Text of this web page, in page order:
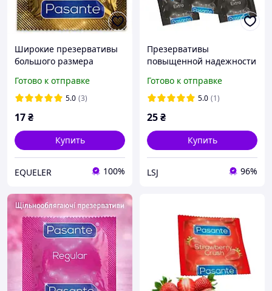
Широкие презервативы
большого размера
60 мм высокое качество
Готово к отправке
5.0 (3)
17₴
Купить
EQUELER 100%
Презервативы
повыщенной надежности
Pasante - Extra 1 шт SL
Готово к отправке
5.0 (1)
25₴
Купить
LSJ 96%